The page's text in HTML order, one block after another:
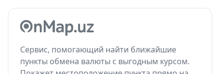
Сервис, помогающий найти ближайшие
пункты обмена валюты с выгодным курсом.